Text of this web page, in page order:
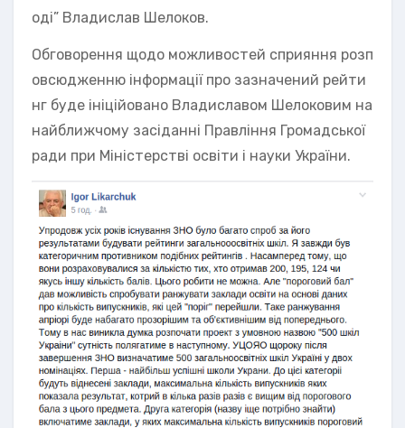
оді” Владислав Шелоков.
Обговорення щодо можливостей сприяння розп
овсюдженню інформації про зазначений рейти
нг буде ініційовано Владиславом Шелоковим на
найближчому засіданні Правління Громадської
ради при Міністерстві освіти і науки України.